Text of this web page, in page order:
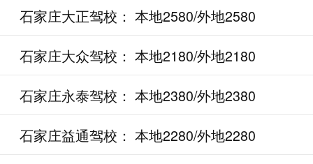
石家庄大正驾校： 本地2580/外地2580
石家庄大众驾校： 本地2180/外地2180
石家庄永泰驾校： 本地2380/外地2380
石家庄益通驾校： 本地2280/外地2280